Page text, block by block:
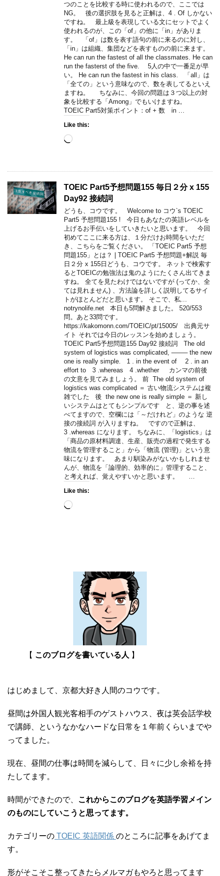
つのことを比較する時に使われるので、ここでは
NG。 後の選択肢を見ると正解は、4 . Of しかない
ですね。 最上級を表現している文にセットでよく
使われるのが、この「of」の他に「in」がありま
す。 「of」は数を表す語句の前に来るのに対し、
「in」は組織、集団などを表すものの前に来ます。
He can run the fastest of all the classmates. He can
run the fasterst of the five. 5人の中で一番足が早
い。 He can run the fastest in his class. 「all」は
「全ての」という意味なので、数を表してるといえ
ますね。 ちなみに、今回の問題は３つ以上の対
象を比較する「Among」でもいけますね。
TOEIC Part5対策ポイント：of + 数 in …
Like this:
Loading…
TOEIC Part5予想問題155 毎日２分 x 155
Day92 接続詞
どうも、コウです。 Welcome to コウ`s TOEIC
Part5 予想問題155 ! 今日もあなたの英語レベルを
上げるお手伝いをしていきたいと思います。 今回
初めてここに来る方は、１分だけお時間をいただ
き、こちらをご覧ください。 「TOEIC Part5 予想
問題155」とは？ | TOEIC Part5 予想問題+解説 毎
日２分 x 155日どうも、コウです。 ネットで検索す
るとTOEICの勉強法は鬼のようにたくさん出てきま
すね。 全てを見たわけではないですが (ってか、全
ては見れません) 、方法論を詳しく説明してるサイ
トがほとんどだと思います。 そこで、私…
notrynolife.net 本日も5問解きました。 520/553
問。あと33問です。
https://kakomonn.com/TOEIC/pt/15005/ 出典元サ
イト それでは今日のレッスンを始めましょう。
TOEIC Part5予想問題155 Day92 接続詞 The old
system of logistics was complicated, ——– the new
one is really simple. 1 . in the event of 2 . in an
effort to 3 .whereas 4 .whether カンマの前後
の文意を見てみましょう。 前 The old system of
logistics was complicated ＝ 古い物流システムは複
雑でした 後 the new one is really simple ＝ 新し
いシステムはとてもシンプルです と、逆の事を述
べてますので、空欄には「～だけれど」のような 逆
接の接続詞 が入りますね。 ですので正解は、
3 .whereas になります。 ちなみに、「logistics」は
「商品の原材料調達、生産、販売の過程で発生する
物流を管理すること」から「物流 (管理)」という意
味になります。 あまり馴染みがないかもしれませ
んが、物流を「論理的、効率的に」管理すること、
と考えれば、覚えやすいかと思います。 …
Like this:
Loading…
【 このブログを書いている人 】
はじめまして、京都大好き人間のコウです。
昼間は外国人観光客相手のゲストハウス、夜は英会話学校
で講師、というなかなハードな日常を１年前くらいまでや
ってました。
現在、昼間の仕事は時間を減らして、日々に少し余裕を持
たしてます。
時間ができたので、 これからこのブログを英語学習メイン
のものにしていこうと思ってます。
カテゴリーの TOEIC 英語関係 のところに記事をあげてま
す。
形がそこそこ整ってきたらメルマガもやろと思ってます